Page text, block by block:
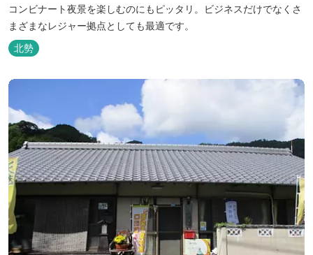
コンビナート夜景を楽しむのにもピッタリ。ビジネスだけでなくさ
まざまなレジャー拠点としても最適です。
北勢